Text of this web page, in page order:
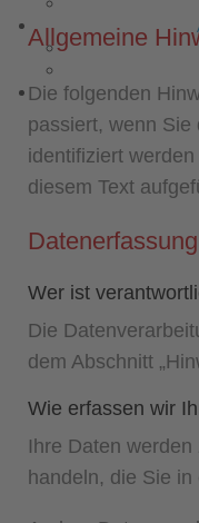
Allgemeine
Die folgenden
passiert, wenn
identifiziert
diesem Text
Wer ist
Die
dem Abschnitt
Wie erfassen wir
Ihre Daten
handeln, die Sie